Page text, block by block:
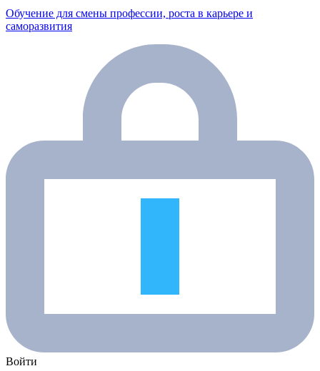
Обучение для смены профессии, роста в карьере и
саморазвития
Войти